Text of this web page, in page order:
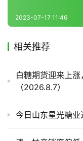
频
产
2023-07-17 11:46
相关推荐
白糖期货迎来上
（2026.8.7）
今日山东星光糖